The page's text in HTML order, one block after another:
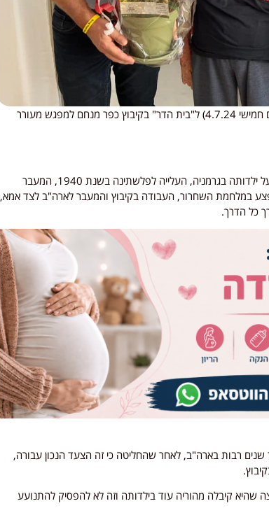
ראש המועצה האזורית יואב נתי לרנר הגיע היום (יום חמישי 4.7.24) ל"בית הדר" בקיבוץ כפר מנחם למפגש מעורר
במפגש המרתק סיפרה הילדה באריכות ובבהירות על ילדותה בגרמניה, העלייה לפלשתינה בשנת 1940, המעבר
במלחמת השחרור, העבודה בקיבוץ והמעבר לארה"ב לצד אמא,
כל הדרך.
לאחר שנים רבות בארה"ב, לאחר שהחליטה כי זה הצעד הנכון עבורה,
שהיא קיבלה מהוריה עוד בילדותה וזה לא להפסיק להתנועע